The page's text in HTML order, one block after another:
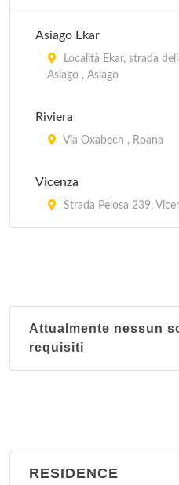
Asiago Ekar
Località Ekar, strada
Asiago , Asiago
Riviera
Via Oxabech , Roana
Vicenza
Strada Pelosa 239,
Attualmente nessun
requisiti
RESIDENCE